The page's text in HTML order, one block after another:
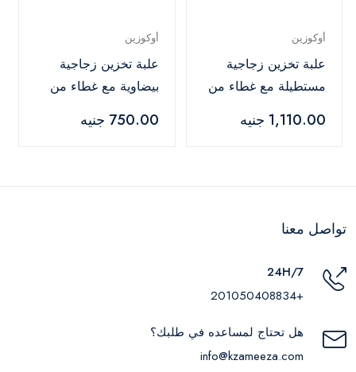
أوكوزين
علبة تخزين زجاجية
مستطيلة مع غطاء من
1,110.00 جنيه
أوكوزين
علبة تخزين زجاجية
بيضاوية مع غطاء من
750.00 جنيه
تواصل معنا
24H/7
+201050408834
هل تحتاج لمساعده في طلبك؟
info@kzameeza.com